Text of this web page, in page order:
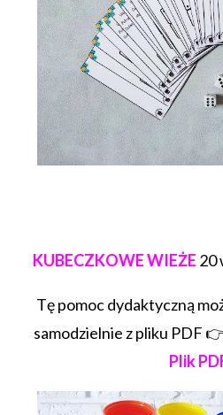
KUBECZKOWE WIEŻE 20
Tę pomoc dydaktyczną
samodzielnie z pliku PDF
Plik